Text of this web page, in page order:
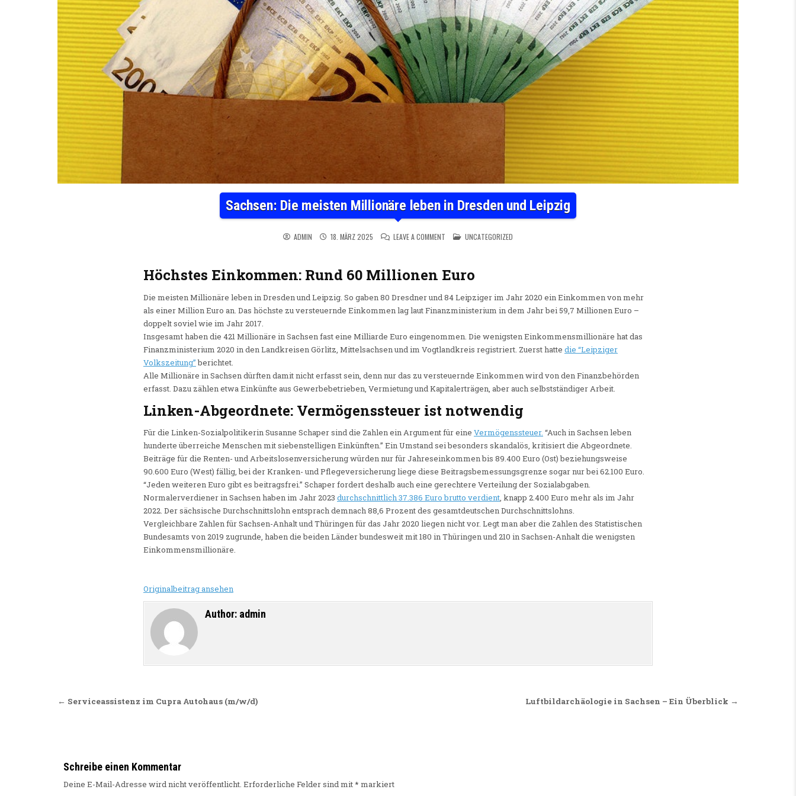
Sachsen: Die meisten Millionäre leben in Dresden und Leipzig
ADMIN 18. MÄRZ 2025 LEAVE A COMMENT ON SACHSEN: DIE MEISTEN MILLIONÄRE LEBEN IN DRESDEN UND LEIPZIG
POSTED IN
UNCATEGORIZED
Höchstes Einkommen: Rund 60 Millionen Euro
Die meisten Millionäre leben in Dresden und Leipzig. So gaben 80 Dresdner und 84 Leipziger im Jahr 2020 ein Einkommen von mehr
als einer Million Euro an. Das höchste zu versteuernde Einkommen lag laut Finanzministerium in dem Jahr bei 59,7 Millionen Euro –
doppelt soviel wie im Jahr 2017.
Insgesamt haben die 421 Millionäre in Sachsen fast eine Milliarde Euro eingenommen. Die wenigsten Einkommensmillionäre hat das
Finanzministerium 2020 in den Landkreisen Görlitz, Mittelsachsen und im Vogtlandkreis registriert. Zuerst hatte die “Leipziger
Volkszeitung”berichtet.
Alle Millionäre in Sachsen dürften damit nicht erfasst sein, denn nur das zu versteuernde Einkommen wird von den Finanzbehörden
erfasst. Dazu zählen etwa Einkünfte aus Gewerbebetrieben, Vermietung und Kapitalerträgen, aber auch selbstständiger Arbeit.
Linken-Abgeordnete: Vermögenssteuer ist notwendig
Für die Linken-Sozialpolitikerin Susanne Schaper sind die Zahlen ein Argument für eine Vermögenssteuer. “Auch in Sachsen leben
hunderte überreiche Menschen mit siebenstelligen Einkünften.” Ein Umstand sei besonders skandalös, kritisiert die Abgeordnete.
Beiträge für die Renten- und Arbeitslosenversicherung würden nur für Jahreseinkommen bis 89.400 Euro (Ost) beziehungsweise
90.600 Euro (West) fällig, bei der Kranken- und Pflegeversicherung liege diese Beitragsbemessungsgrenze sogar nur bei 62.100 Euro.
“Jeden weiteren Euro gibt es beitragsfrei.” Schaper fordert deshalb auch eine gerechtere Verteilung der Sozialabgaben.
Normalerverdiener in Sachsen haben im Jahr 2023 durchschnittlich 37.386 Euro brutto verdient, knapp 2.400 Euro mehr als im Jahr
2022. Der sächsische Durchschnittslohn entsprach demnach 88,6 Prozent des gesamtdeutschen Durchschnittslohns.
Vergleichbare Zahlen für Sachsen-Anhalt und Thüringen für das Jahr 2020 liegen nicht vor. Legt man aber die Zahlen des Statistischen
Bundesamts von 2019 zugrunde, haben die beiden Länder bundesweit mit 180 in Thüringen und 210 in Sachsen-Anhalt die wenigsten
Einkommensmillionäre.
Originalbeitrag ansehen
Author: admin
Beitragsnavigation Luftbildarchäologie in Sachsen – Ein Überblick →
← Serviceassistenz im Cupra Autohaus (m/w/d)
Schreibe einen Kommentar
Deine E-Mail-Adresse wird nicht veröffentlicht. Erforderliche Felder sind mit* markiert